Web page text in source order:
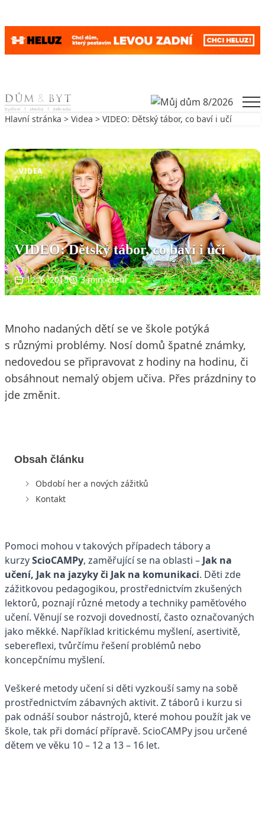
Skip to content
Hlavní stránka > Videa > VIDEO: Dětský tábor, co baví i učí
VIDEA
VIDEO: Dětský tábor, co baví i učí
12. 6. 2015 3 min. čtení
Mnoho nadaných dětí se ve škole potýká
s různými problémy. Nosí domů špatné známky,
nedovedou se připravovat z hodiny na hodinu, či
obsáhnout nemalý objem učiva. Přes prázdniny to
jde změnit.
Obsah článku
Období her a nových zážitků
Kontakt
Pomoci mohou v takových případech tábory a
kurzyScioCAMPy, zaměřující se na oblasti – Jak na
učení, Jak na jazyky či Jak na komunikaci. Děti zde
zážitkovou pedagogikou, prostřednictvím zkušených
lektorů, poznají různé metody a techniky paměťového
učení. Věnují se rozvoji dovedností, často označovaných
jako měkké. Například kritickému myšlení, asertivitě,
sebereflexi, tvůrčímu řešení problémů nebo
koncepčnímu myšlení.
Veškeré metody učení si děti vyzkouší samy na sobě
prostřednictvím zábavných aktivit. Z táborů i kurzu si
pak odnáší soubor nástrojů, které mohou použít jak ve
škole, tak při domácí přípravě. ScioCAMPy jsou určené
dětem ve věku 10 – 12 a 13 – 16 let.